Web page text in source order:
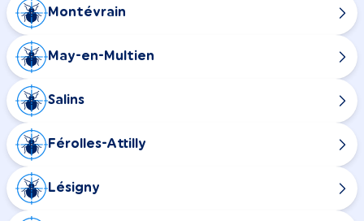
Montévrain
May-en-Multien
Salins
Férolles-Attilly
Lésigny